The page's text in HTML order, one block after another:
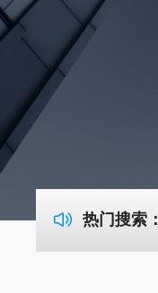
热门搜索：